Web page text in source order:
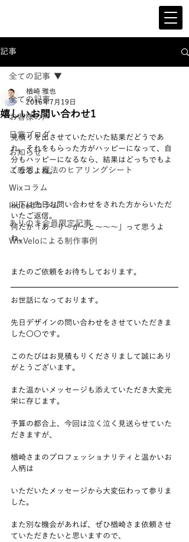
記事
全ての記事
お客様の声
日常ブログ
お知らせ
ご感想：魔法のヒアリングシート
Wixコラム
Indeedコラム
ありのま会員限定記事
WixVeloによる制作事例
全ての記事
嬉しいお問い合わせ1
楢崎 雅也
2016年7月19日
見積りを出させていただいた結果だどうであ
れ、それをもらった方がハッピーになって、自
分もハッピーになるなら、結果はどっちでもよ
くなるよね。
以下は先日お問い合わせをされた方からいただ
いたご返信。
何だか「あ～り～が～と～～～」って思うよ
ね。
またのご依頼をお待ちしております。
お世話になっております。
先日デザインの問い合わせをさせていただきま
した〇〇です。
このたびはお見積もりくださりまして誠にあり
がとうございます。
また温かいメッセージも添えていただき大変光
栄に存じます。
予算の都合上、今回は泣く泣く見送らせていた
だきますが、
楢崎さまのプロフェッショナリティと温かいお
人柄は
いただいたメッセージから大変伝わって参りま
した。
また別な機会があれば、ぜひ楢崎さま依頼させ
ていただきたいと思いますので、